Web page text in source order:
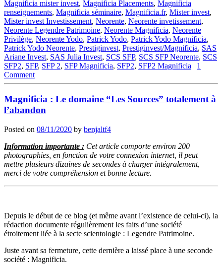
Magnificia mister invest, Magnificia Placements, Magnificia
renseignements, Magnificia séminaire, Magnificia.fr, Mister invest,
Mister invest Investissement, Neorente, Neorente invetissement,
Neorente Legendre Patrimoine, Neorente Magnificia, Neorente
Privilège, Neorente Yodo, Patrick Yodo, Patrick Yodo Magnificia,
Patrick Yodo Neorente, Prestiginvest, Prestiginvest/Magnificia, SAS
Ariane Invest, SAS Julia Invest, SCS SFP, SCS SFP Neorente, SCS
SFP2, SFP, SFP 2, SFP Magnificia, SFP2, SFP2 Magnificia | 1
Comment
Magnificia : Le domaine “Les Sources” totalement à
l’abandon
Posted on 08/11/2020 by benjaltf4
Information importante : Cet article comporte environ 200
photographies, en fonction de votre connexion internet, il peut
mettre plusieurs dizaines de secondes à charger intégralement,
merci de votre compréhension et bonne lecture.
Depuis le début de ce blog (et même avant l’existence de celui-ci), la
rédaction documente régulièrement les faits d’une société
étroitement liée à la secte scientologie : Legendre Patrimoine.
Juste avant sa fermeture, cette dernière a laissé place à une seconde
société : Magnificia.